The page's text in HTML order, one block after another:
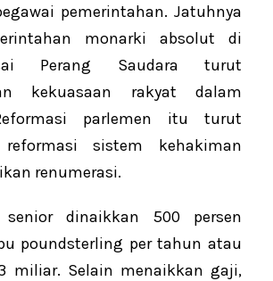
pemerintahan. Jatuhnya
monarki absolut di
Perang Saudara turut
kekuasaan rakyat dalam
parlemen itu turut
sistem kehakiman
renumerasi.
dinaikkan 500 persen
poundsterling per tahun atau
miliar. Selain menaikkan gaji,